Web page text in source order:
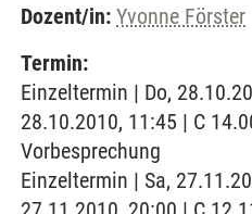
Dozent/in: Yvonne Förster
Termin:
Einzeltermin | Do,
28.10.2010, 11:45 | C
Vorbesprechung
Einzeltermin | Sa,